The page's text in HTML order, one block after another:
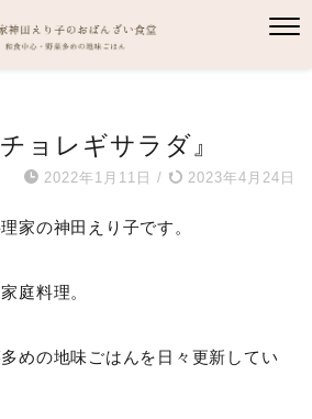
ョレギサラダ』
2022年1月11日 / 2023年4月24日
家の神田えり子です。
庭料理。
めの地味ごはんを日々更新してい